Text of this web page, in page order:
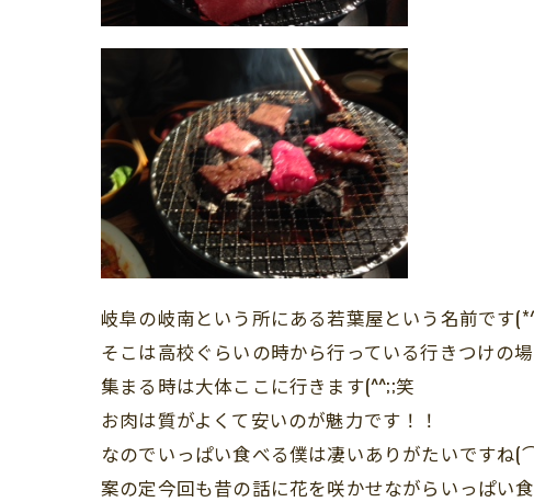
岐阜の岐南という所にある若葉屋という名前です
そこは高校ぐらいの時から行っている行きつけの
集まる時は大体ここに行きます(^^;;笑
お肉は質がよくて安いのが魅力です！！
なのでいっぱい食べる僕は凄いありがたいですね
案の定今回も昔の話に花を咲かせながらいっぱい